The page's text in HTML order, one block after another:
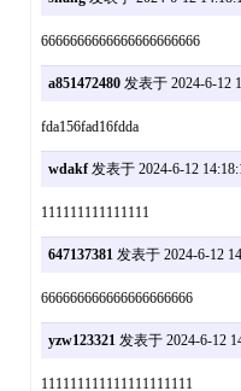
6666666666666666666666
a851472480发表于 2024-6-12
fda156fad16fdda
wdakf发表于 2024-6-12
111111111111111
647137381发表于 2024-6-12
666666666666666666666
yzw123321发表于 2024-6-12
111111111111111111111